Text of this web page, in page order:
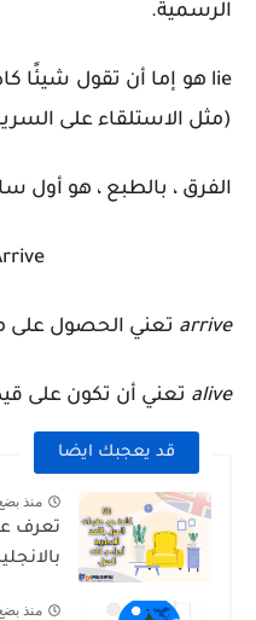
الرسمية.
lie هو إما أن تقول شيئًا
(مثل الاستلقاء على
الفرق ، بالطبع ، هو أول
arrive تعني الحصول على
alive تعني أن تكون على
قد يعجبك ايضا
منذ
تعرف
منذ